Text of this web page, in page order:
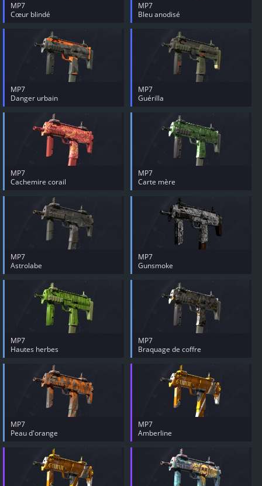
MP7
Cœur blindé
MP7
Bleu anodisé
MP7
Danger urbain
MP7
Guérilla
MP7
Cachemire corail
MP7
Carte mère
MP7
Astrolabe
MP7
Gunsmoke
MP7
Hautes herbes
MP7
Braquage de coffre
MP7
Peau d'orange
MP7
Amberline